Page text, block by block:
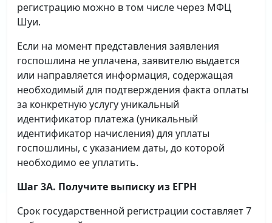
регистрацию можно в том числе через МФЦ
Шуи.
Если на момент представления заявления
госпошлина не уплачена, заявителю выдается
или направляется информация, содержащая
необходимый для подтверждения факта оплаты
за конкретную услугу уникальный
идентификатор платежа (уникальный
идентификатор начисления) для уплаты
госпошлины, с указанием даты, до которой
необходимо ее уплатить.
Шаг 3А. Получите выписку из ЕГРН
Срок государственной регистрации составляет 7